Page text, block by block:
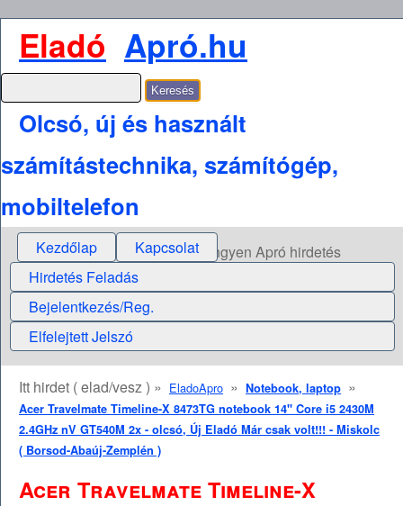
Eladó Apró.hu
Olcsó, új és használt
számítástechnika, számítógép,
mobiltelefon
Kezdőlap Kapcsolat
Ingyen Apró hirdetés
Hirdetés Feladás
Bejelentkezés/Reg.
Elfelejtett Jelszó
Itt hirdet ( elad/vesz ) » EladoApro » Notebook, laptop »
Acer Travelmate Timeline-X 8473TG notebook 14" Core i5 2430M
2.4GHz nV GT540M 2x - olcsó, Új Eladó Már csak volt!!! - Miskolc
( Borsod-Abaúj-Zemplén )
Acer Travelmate Timeline-X